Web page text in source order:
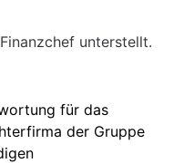
unterstellt.
für das
der Gruppe